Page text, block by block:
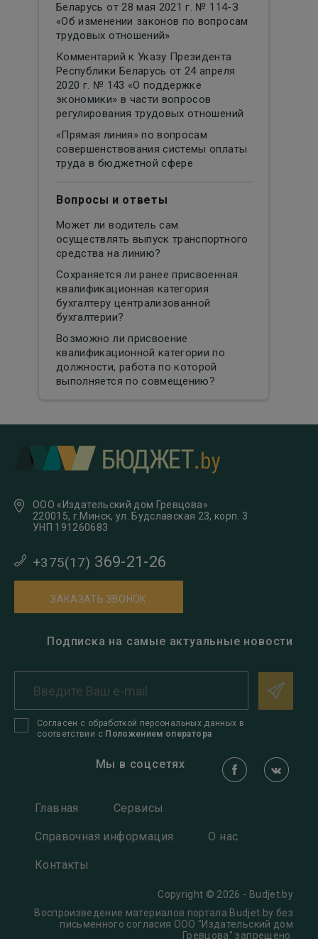
Беларусь от 28 мая 2021 г. № 114-З
«Об изменении законов по вопросам
трудовых отношений»
Комментарий к Указу Президента
Республики Беларусь от 24 апреля
2020 г. № 143 «О поддержке
экономики» в части вопросов
регулирования трудовых отношений
«Прямая линия» по вопросам
совершенствования системы оплаты
труда в бюджетной сфере
Вопросы и ответы
Может ли водитель сам
осуществлять выпуск транспортного
средства на линию?
Сохраняется ли ранее присвоенная
квалификационная категория
бухгалтеру централизованной
бухгалтерии?
Возможно ли присвоение
квалификационной категории по
должности, работа по которой
выполняется по совмещению?
ООО «Издательский дом Гревцова»
220015, г.Минск, ул. Будславская 23, корп. 3
УНП 191260683
+375(17) 369-21-26
ЗАКАЗАТЬ ЗВОНОК
Подписка на самые актуальные новости
Согласен с обработкой персональных данных в
соответствии с Положением оператора
Мы в соцсетях
Главная Сервисы
Справочная информация О нас
Контакты
Copyright © 2026 - Budjet.by
Воспроизведение материалов портала Budjet.by без
письменного согласия OOO "Издательский дом
Гревцова" запрещено.